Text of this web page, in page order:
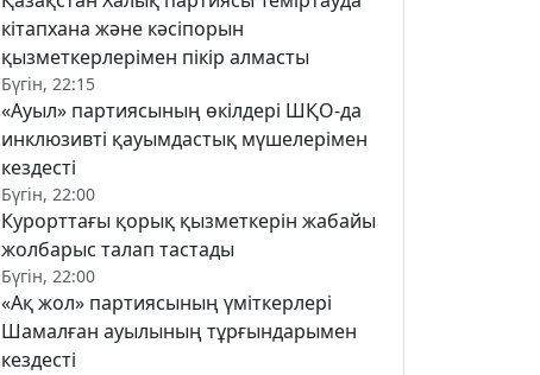
кітапхана және кәсіпорын
қызметкерлерімен пікір алмасты
Бүгін, 22:15
«Ауыл» партиясының өкілдері ШҚО-да
инклюзивті қауымдастық мүшелерімен
кездесті
Бүгін, 22:00
Курорттағы қорық қызметкерін жабайы
жолбарыс талап тастады
Бүгін, 22:00
«Ақ жол» партиясының үміткерлері
Шамалған ауылының тұрғындарымен
кездесті